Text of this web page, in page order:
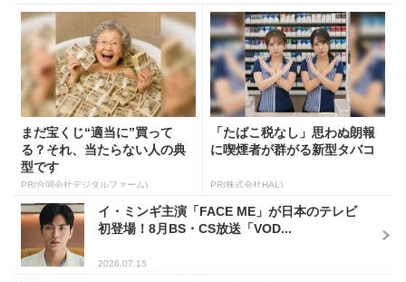
まだ宝くじ“適当に”買って
る？それ、当たらない人の典
型です
PR(合同会社デジタルファーム)
「たばこ税なし」思わぬ朗報
に喫煙者が群がる新型タバコ
PR(株式会社HAL)
イ・ミンギ主演「FACE ME」が日本のテレビ
初登場！8月BS・CS放送「VOD...
2026.07.15